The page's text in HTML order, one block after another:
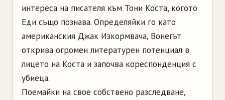
интереса на писателя към Тони Коста, когото
Еди също познава. Определяйки го като
американския Джак Изкормвача, Вонегът
открива огромен литературен потенциал в
лицето на Коста и започва кореспонденция с
убиеца.
Поемайки на свое собствено разследване,